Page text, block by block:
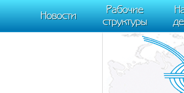
m[i].l=1*new Date(); for (var j = 0; j <
document, "script", "https://mc.yandex.ru/metrika/
Новости
Рабочие
структуры